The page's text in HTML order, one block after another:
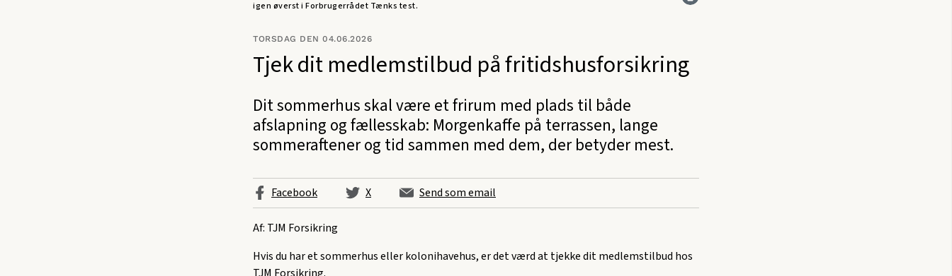
igen øverst i Forbrugerrådet Tænks test.
TORSDAG DEN 04.06.2026
Tjek dit medlemstilbud på fritidshusforsikring
Dit sommerhus skal være et frirum med plads til både
afslapning og fællesskab: Morgenkaffe på terrassen, lange
sommeraftener og tid sammen med dem, der betyder mest.
Facebook X Send som email
Af: TJM Forsikring
Hvis du har et sommerhus eller kolonihavehus, er det værd at tjekke dit medlemstilbud hos